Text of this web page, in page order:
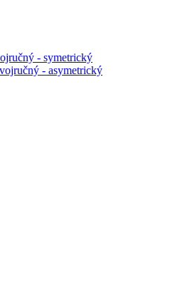
- symetrický
- asymetrický